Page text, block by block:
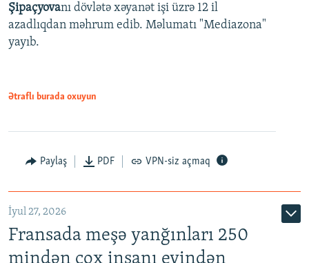
Şipaçyovanı dövlətə xəyanət işi üzrə 12 il
azadlıqdan məhrum edib. Məlumatı "Mediazona"
yayıb.
Ətraflı burada oxuyun
Paylaş PDF VPN-siz açmaq
İyul 27, 2026
Fransada meşə yanğınları 250